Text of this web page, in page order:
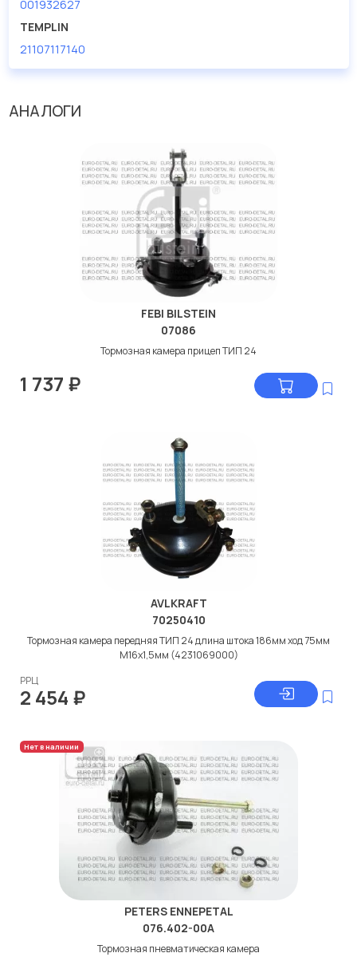
001932627
TEMPLIN
21107117140
АНАЛОГИ
FEBI BILSTEIN
07086
Тормозная камера прицеп ТИП 24
1 737 ₽
AVLKRAFT
70250410
Тормозная камера передняя ТИП 24 длина штока 186мм ход 75мм
M16x1,5мм (4231069000)
РРЦ
2 454 ₽
Нет в наличии
PETERS ENNEPETAL
076.402-00A
Тормозная пневматическая камера